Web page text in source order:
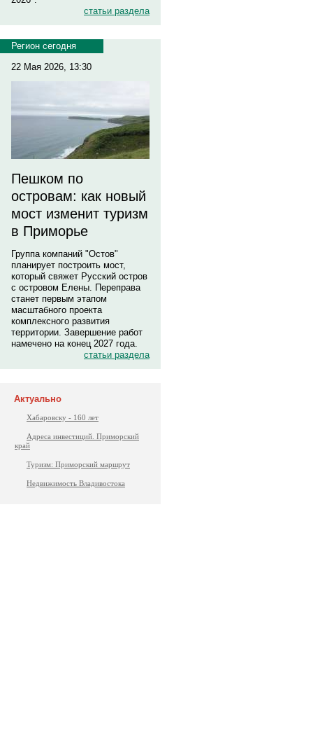
статьи раздела
Регион сегодня
22 Мая 2026, 13:30
Пешком по
островам: как новый
мост изменит туризм
в Приморье
Группа компаний "Остов"
планирует построить мост,
который свяжет Русский остров
с островом Елены. Переправа
станет первым этапом
масштабного проекта
комплексного развития
территории. Завершение работ
намечено на конец 2027 года.
статьи раздела
Актуально
Хабаровску - 160 лет
Адреса инвестиций. Приморский
край
Туризм: Приморский маршрут
Недвижимость Владивостока